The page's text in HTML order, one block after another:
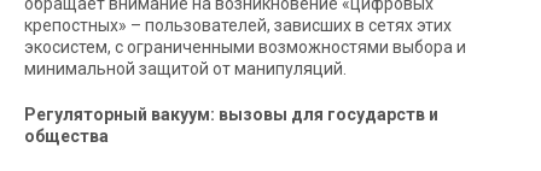
крепостных» – пользователей, зависших в сетях этих
экосистем, с ограниченными возможностями выбора и
минимальной защитой от манипуляций.
Регуляторный вакуум: вызовы для государств и
общества